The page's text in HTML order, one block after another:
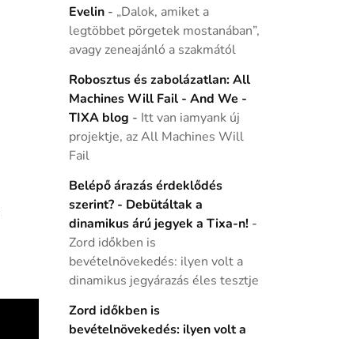
Evelin- „Dalok, amiket a
legtöbbet pörgetek mostanában”,
avagy zeneajánló a szakmától
Robosztus és zabolázatlan: All
Machines Will Fail - And We -
TIXA blog - Itt van iamyank új
projektje, az All Machines Will
Fail
Belépő árazás érdeklődés
szerint? - Debütáltak a
dinamikus árú jegyek a Tixa-n! -
Zord időkben is
bevételnövekedés: ilyen volt a
dinamikus jegyárazás éles tesztje
Zord időkben is
bevételnövekedés: ilyen volt a